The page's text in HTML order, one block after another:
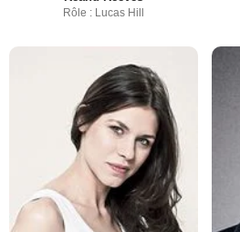
Rôle : Lucas Hill